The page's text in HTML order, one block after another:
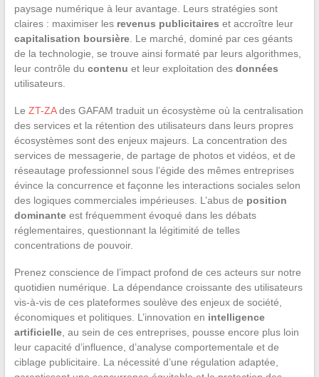
paysage numérique à leur avantage. Leurs stratégies sont
claires : maximiser les revenus publicitaires et accroître leur
capitalisation boursière. Le marché, dominé par ces géants
de la technologie, se trouve ainsi formaté par leurs algorithmes,
leur contrôle du contenu et leur exploitation des données
utilisateurs.
Le ZT-ZAdes GAFAM traduit un écosystème où la centralisation
des services et la rétention des utilisateurs dans leurs propres
écosystèmes sont des enjeux majeurs. La concentration des
services de messagerie, de partage de photos et vidéos, et de
réseautage professionnel sous l’égide des mêmes entreprises
évince la concurrence et façonne les interactions sociales selon
des logiques commerciales impérieuses. L’abus de position
dominanteest fréquemment évoqué dans les débats
réglementaires, questionnant la légitimité de telles
concentrations de pouvoir.
Prenez conscience de l’impact profond de ces acteurs sur notre
quotidien numérique. La dépendance croissante des utilisateurs
vis-à-vis de ces plateformes soulève des enjeux de société,
économiques et politiques. L’innovation en intelligence
artificielle, au sein de ces entreprises, pousse encore plus loin
leur capacité d’influence, d’analyse comportementale et de
ciblage publicitaire. La nécessité d’une régulation adaptée,